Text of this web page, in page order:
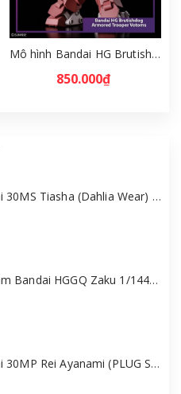
Mô hình Bandai HG Brutishdog - Armored Trooper Votoms [GDB] [BHG]
850.000₫
Mô hình Bandai 30MS Tiasha (Dahlia Wear) [Color B] [GDB] [30MS]
Mô hình Gundam Bandai HGGQ Zaku 1/144 – MSG GQuuuuuuX [GDB] [BHG]
Mô hình Bandai 30MP Rei Ayanami (PLUG SUIT Ver.) – Evangelion [GDB] [30MP]